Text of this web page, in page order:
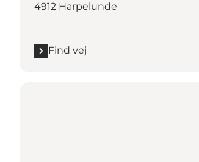
4912 Harpelunde
Find vej